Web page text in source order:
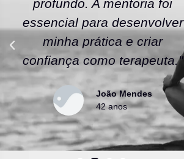
profundo. A mentoria foi
essencial para desenvolver
minha prática e criar
confiança como terapeuta."
João Mendes
42 anos